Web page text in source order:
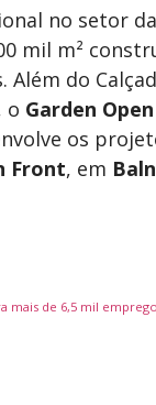
no setor
mil m²
Além do
o Garden
os
Front, em